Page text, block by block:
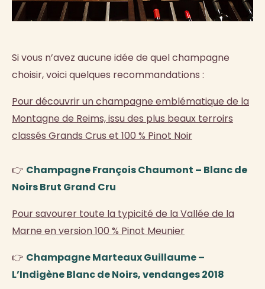
Si vous n’avez aucune idée de quel champagne
choisir, voici quelques recommandations :
Pour découvrir un champagne emblématique de la
Montagne de Reims, issu des plus beaux terroirs
classés Grands Crus et 100 % Pinot Noir
👉 Champagne François Chaumont – Blanc de
Noirs Brut Grand Cru
Pour savourer toute la typicité de la Vallée de la
Marne en version 100 % Pinot Meunier
👉 Champagne Marteaux Guillaume –
L’Indigène Blanc de Noirs, vendanges 2018